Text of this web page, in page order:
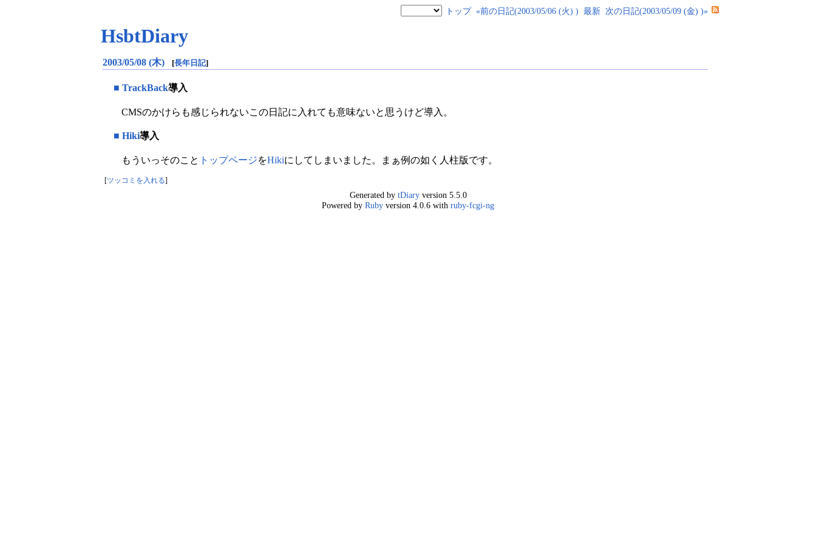
トップ «前の日記(2003/05/06 (火) ) 最新 次の日記(2003/05/09 (金) )»
HsbtDiary
2003/05/08 (木) [長年日記]
■ TrackBack導入
CMSのかけらも感じられないこの日記に入れても意味ないと思うけど導入。
■ Hiki導入
もういっそのこと トップページをHikiにしてしまいました。まぁ例の如く人柱版です。
ツッコミを入れる
Generated by tDiaryversion 5.5.0
Powered by Ruby version 4.0.6 with ruby-fcgi-ng